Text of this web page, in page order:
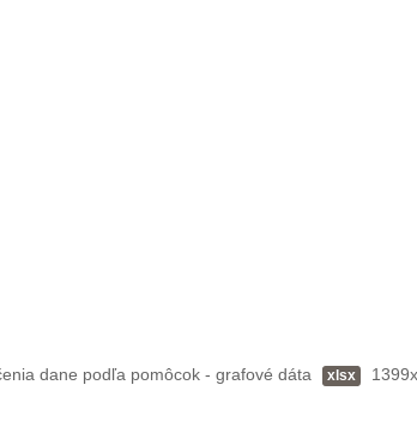
dane podľa pomôcok - grafové dáta xlsx 1399x